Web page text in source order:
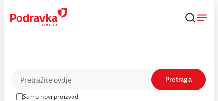
content
Proizvodi
Samo novi proizvodi
Pretraga